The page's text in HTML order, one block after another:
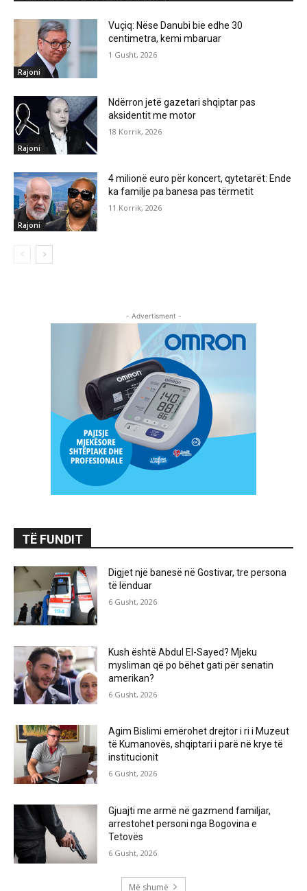
Rajoni
Vuçiq: Nëse Danubi bie edhe 30
centimetra, kemi mbaruar
1 Gusht, 2026
Rajoni
Ndërron jetë gazetari shqiptar pas
aksidentit me motor
18 Korrik, 2026
Rajoni
4 milionë euro për koncert, qytetarët: Ende
ka familje pa banesa pas tërmetit
11 Korrik, 2026
- Advertisment -
TË FUNDIT
Digjet një banesë në Gostivar, tre persona
të lënduar
6 Gusht, 2026
Kush është Abdul El-Sayed? Mjeku
mysliman që po bëhet gati për senatin
amerikan?
6 Gusht, 2026
Agim Bislimi emërohet drejtor i ri i Muzeut
të Kumanovës, shqiptari i parë në krye të
institucionit
6 Gusht, 2026
Gjuajti me armë në gazmend familjar,
arrestohet personi nga Bogovina e
Tetovës
6 Gusht, 2026
Më shumë